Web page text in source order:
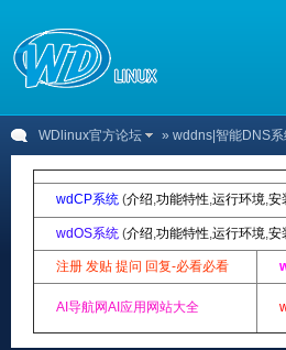
WDlinux官方论坛 » wddns|智能DNS
wdCP系统 (介绍,功能特性,运行环境,安
wdOS系统 (介绍,功能特性,运行环境,安
注册 发贴 提问 回复-必看必看
AI导航网AI应用网站大全